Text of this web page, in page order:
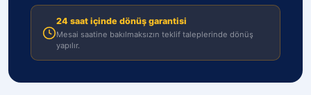
24 saat içinde dönüş garantisi
Mesai saatine bakılmaksızın teklif taleplerinde dönüş
yapılır.